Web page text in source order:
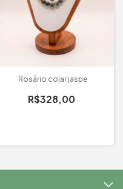
Rosário colar jaspe
R$328,00